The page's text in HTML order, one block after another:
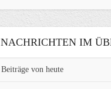
NACHRICHTEN IM
Beiträge von heute